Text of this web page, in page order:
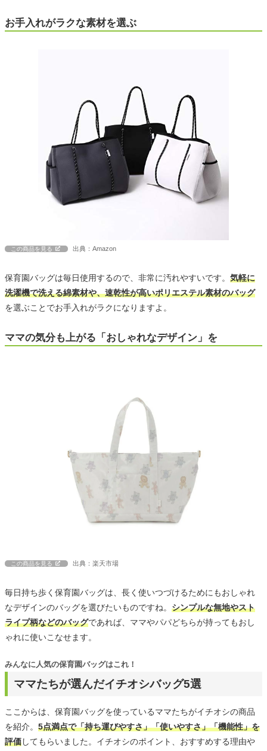
お手入れがラクな素材を選ぶ
この商品を見る 出典：Amazon
保育園バッグは毎日使用するので、非常に汚れやすいです。 気軽に
洗濯機で洗える綿素材や、速乾性が高いポリエステル素材のバッグ
を選ぶことでお手入れがラクになりますよ。
ママの気分も上がる「おしゃれなデザイン」を
この商品を見る 出典：楽天市場
毎日持ち歩く保育園バッグは、長く使いつづけるためにもおしゃれ
なデザインのバッグを選びたいものですね。 シンプルな無地やスト
ライプ柄などのバッグであれば、ママやパパどちらが持ってもおし
ゃれに使いこなせます。
ママたちが選んだイチオシバッグ5選
みんなに人気の保育園バッグはこれ！
ここからは、保育園バッグを使っているママたちがイチオシの商品
を紹介。 5点満点で「持ち運びやすさ」「使いやすさ」「機能性」を
評価してもらいました。イチオシのポイント、おすすめする理由や